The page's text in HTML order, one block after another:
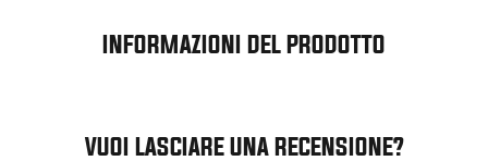
INFORMAZIONI DEL PRODOTTO
VUOI LASCIARE UNA RECENSIONE?